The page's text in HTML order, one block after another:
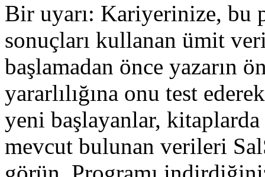
Bir uyarı: Kariyerinize, bu
sonuçları kullanan ümit
başlamadan önce yazarın
yararlılığına onu test
yeni başlayanlar,
mevcut bulunan verileri